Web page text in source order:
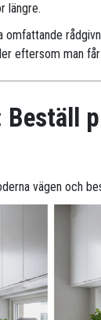
längre.
omfattande
eftersom man
vägen och